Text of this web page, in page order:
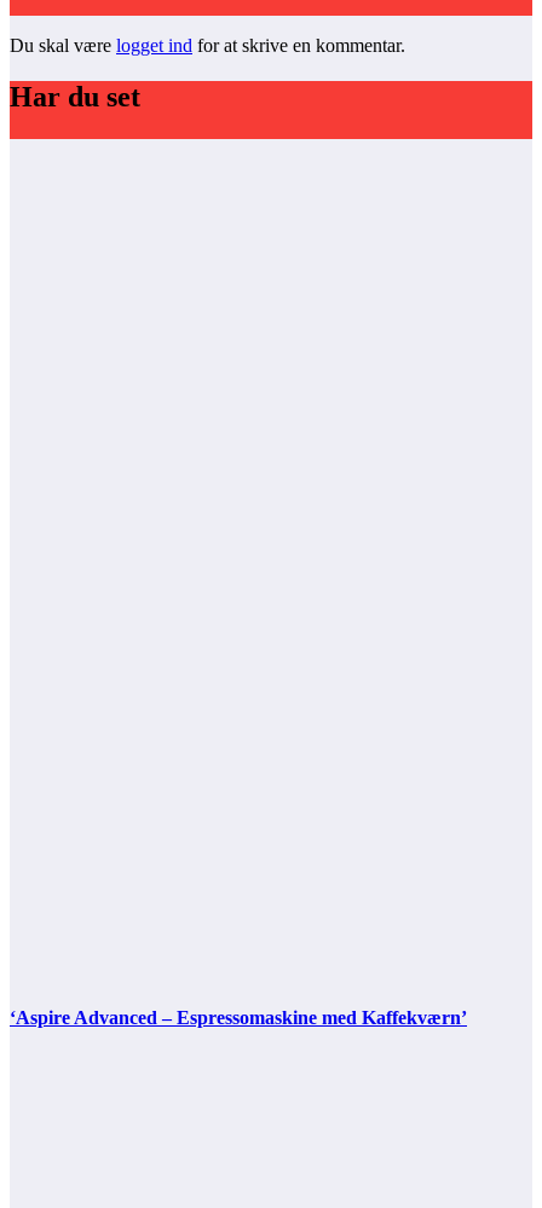
Du skal være logget ind for at skrive en kommentar.
Har du set
‘Aspire Advanced – Espressomaskine med Kaffekværn’